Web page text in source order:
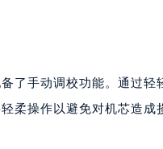
了手动调校功能。通过轻
柔操作以避免对机芯造成